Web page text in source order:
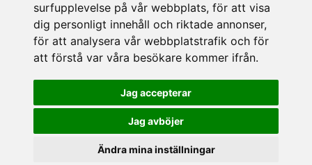
surfupplevelse på vår webbplats, för att visa
dig personligt innehåll och riktade annonser,
för att analysera vår webbplatstrafik och för
att förstå var våra besökare kommer ifrån.
Jag accepterar
Jag avböjer
Ändra mina inställningar